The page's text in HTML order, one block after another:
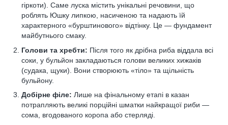
гіркоти). Саме луска містить унікальні речовини, що
роблять Юшку липкою, насиченою та надають їй
характерного «бурштинового» відтінку. Це — фундамент
майбутнього смаку.
Голови та хребти: Після того як дрібна риба віддала всі
соки, у бульйон закладаються голови великих хижаків
(судака, щуки). Вони створюють «тіло» та щільність
бульйону.
Добірне філе: Лише на фінальному етапі в казан
потрапляють великі порційні шматки найкращої риби —
сома, вгодованого коропа або стерляді.